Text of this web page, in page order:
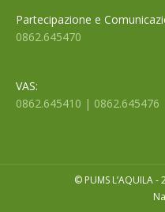
Partecipazione e
0862.645470
VAS:
0862.645410 | 0862.645476
© PUMS L’AQUILA